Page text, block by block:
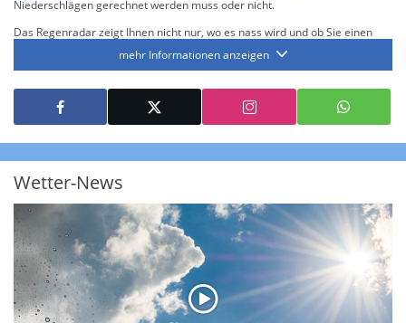
Niederschlägen gerechnet werden muss oder nicht.
Das Regenradar zeigt Ihnen nicht nur, wo es nass wird und ob Sie einen
die Niederschlagsintensität. Diese bezieht sich laut offiziellen Richtlinien
jeweils auf die Niederschlagsmenge in l/m² pro Stunde Regen- bzw.
Schneefall. Die 6 Stufen sind wie folgt gegliedert: Die hellen Blautöne
symbolisieren leichte bis mäßige Regen- bzw. Schneefälle mit einer
Intensität bis 8.1 l/m² pro Stunde. Dunkelblau repräsentiert mäßige bis
starke Niederschläge bis 35 l/m² pro Stunde. Hier können bereits Gewitter
auftreten. Extreme bzw. unwetterartige Niederschlagsereignisse mit
über 150 l/m² pro Stunde an. Solche
Neben der Niederschlagsintensität kann auch die Zuggeschwindigkeit der
Niederschlagsgebiete und damit die Niederschlagsdauer abgeschätzt
werden. Neben der 5-minütigen Radaraufzeichnung gibt es eine
Niederschlagsprognose für die nächsten 2 Stunden. So sehen Sie genau,
wann und wo in Deutschland mit Regen oder Schneefall zu rechnen ist bzw.
kennen zu jeder Zeit den genauen Verlauf einer Niederschlagsfront.
mehr Informationen anzeigen
Wetter-News